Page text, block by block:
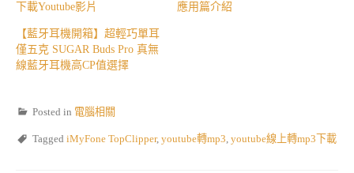
下載Youtube影片
應用篇介紹
【藍牙耳機開箱】超輕巧單耳
僅五克 SUGAR Buds Pro 真無
線藍牙耳機高CP值選擇
Posted in 電腦相關
Tagged iMyFone TopClipper, youtube轉mp3, youtube線上轉mp3下載